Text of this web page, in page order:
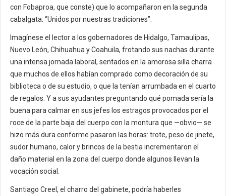
con Fobaproa, que conste) que lo acompañaron en la segunda
cabalgata: “Unidos por nuestras tradiciones”.
Imagínese el lector a los gobernadores de Hidalgo, Tamaulipas,
Nuevo León, Chihuahua y Coahuila, frotando sus nachas durante
una intensa jornada laboral, sentados en la amorosa silla charra
que muchos de ellos habían comprado como decoración de su
biblioteca o de su estudio, o que la tenían arrumbada en el cuarto
de regalos. Y a sus ayudantes preguntando qué pomada sería la
buena para calmar en sus jefes los estragos provocados por el
roce de la parte baja del cuerpo con la montura que —obvio— se
hizo más dura conforme pasaron las horas: trote, peso de jinete,
sudor humano, calor y brincos de la bestia incrementaron el
daño material en la zona del cuerpo donde algunos llevan la
vocación social.
Santiago Creel, el charro del gabinete, podría haberles